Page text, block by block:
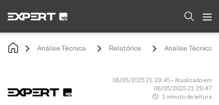
Análise Técnica Relatórios Análise Técnica
06/05/2025 21:29:45 • Atualizado em
06/05/2025 21:29:47
1 minuto de leitura